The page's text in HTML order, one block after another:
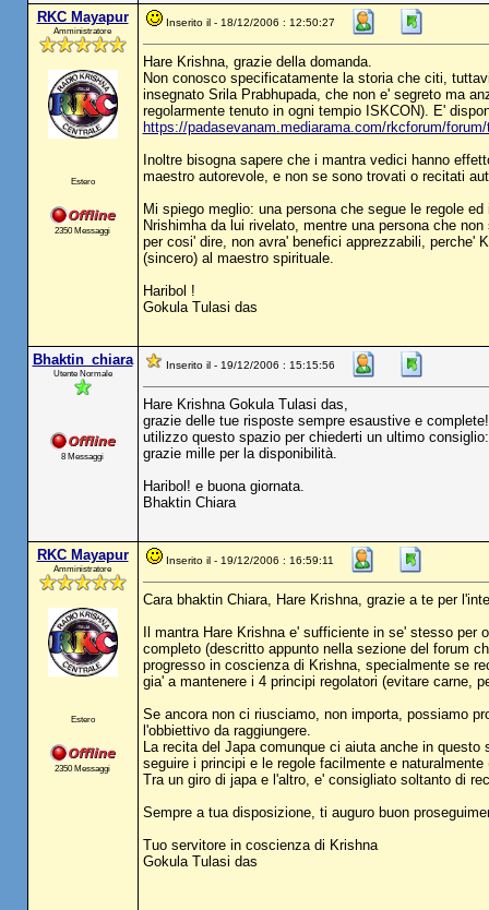
RKC Mayapur
Amministratore
Estero
2350 Messaggi
Inserito il - 18/12/2006 : 12:50:27
Hare Krishna, grazie della domanda.
Non conosco specificatamente la storia che citi,
insegnato Srila Prabhupada, che non e' segreto ma
regolarmente tenuto in ogni tempio ISKCON). E'
https://padasevanam.mediarama.com/rkcforum/
Inoltre bisogna sapere che i mantra vedici hanno
maestro autorevole, e non se sono trovati o recitati
Mi spiego meglio: una persona che segue le regole
Nrishimha da lui rivelato, mentre una persona che
per cosi' dire, non avra' benefici apprezzabili, perche'
(sincero) al maestro spirituale.
Haribol !
Gokula Tulasi das
Bhaktin_chiara
Utente Normale
8 Messaggi
Inserito il - 19/12/2006 : 15:15:56
Hare Krishna Gokula Tulasi das,
grazie delle tue risposte sempre esaustive e
utilizzo questo spazio per chiederti un ultimo
grazie mille per la disponibilità.
Haribol! e buona giornata.
Bhaktin Chiara
RKC Mayapur
Amministratore
Estero
2350 Messaggi
Inserito il - 19/12/2006 : 16:59:11
Cara bhaktin Chiara, Hare Krishna, grazie a te per
Il mantra Hare Krishna e' sufficiente in se' stesso
completo (descritto appunto nella sezione del forum
progresso in coscienza di Krishna, specialmente se
gia' a mantenere i 4 principi regolatori (evitare carne,
Se ancora non ci riusciamo, non importa, possiamo
l'obbiettivo da raggiungere.
La recita del Japa comunque ci aiuta anche in
seguire i principi e le regole facilmente e
Tra un giro di japa e l'altro, e' consigliato soltanto di
Sempre a tua disposizione, ti auguro buon
Tuo servitore in coscienza di Krishna
Gokula Tulasi das